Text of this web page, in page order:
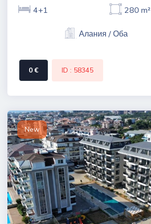
4+1 280 m²
Алания / Оба
0 € ID : 58345
New